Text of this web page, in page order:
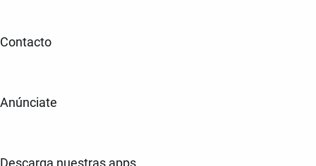
Contacto
Anúnciate
Descarga nuestras apps